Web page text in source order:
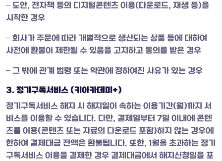
– 도안, 전자책 등의 디지털콘텐츠 이용(다운로드, 재생 등)을
시작한 경우
– 회사가 주문에 따라 개별적으로 생산되는 상품 등에 대하여
사전에 환불이 제한될 수 있음을 고지하고 동의를 받은 경우
– 그 밖에 관계 법령 또는 약관에 정하여진 사유가 있는 경우
3. 정기구독서비스 (키아카데미+)
정기구독서비스 해지 시 해지일이 속하는 이용기간(월)까지 서
비스를 이용할 수 있습니다. 다만, 결제일부터 7일 이내에 콘텐
츠를 이용(콘텐츠 또는 자료의 다운로드 포함)하지 않는 경우에
한하여 결제대금 전액은 환불됩니다. 또한, 1월을 초과하는 정기
구독서비스 이용을 결제한 경우 결제대금에서 해지신청일을 포